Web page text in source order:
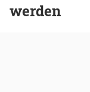
werden